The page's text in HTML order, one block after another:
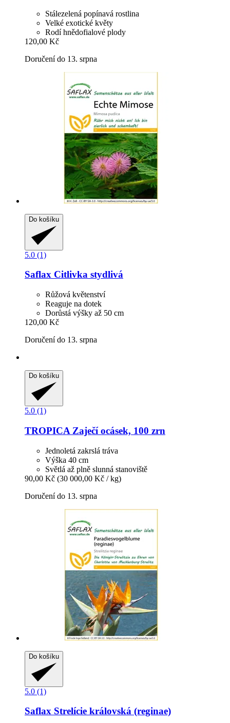
Stálezelená popínavá rostlina
Velké exotické květy
Rodí hnědofialové plody
120,00 Kč
Doručení do 13. srpna
Do košíku
5.0 (1)
Saflax Citlivka stydlivá
Růžová květenství
Reaguje na dotek
Dorůstá výšky až 50 cm
120,00 Kč
Doručení do 13. srpna
Do košíku
5.0 (1)
TROPICA Zaječí ocásek, 100 zrn
Jednoletá zakrslá tráva
Výška 40 cm
Světlá až plně slunná stanoviště
90,00 Kč (30 000,00 Kč / kg)
Doručení do 13. srpna
Do košíku
5.0 (1)
Saflax Strelície královská (reginae)